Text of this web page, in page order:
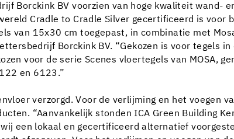
Borckink BV voorzien van hoge kwaliteit wand-
Cradle to Cradle Silver gecertificeerd is voor
van 15x30 cm toegepast, in combinatie met
Borckink BV. “Gekozen is voor tegels in
voor de serie Scenes vloertegels van MOSA,
en 6123.”
verzorgd. Voor de verlijming en het voegen
“Aanvankelijk stonden ICA Green Building
een lokaal en gecertificeerd alternatief